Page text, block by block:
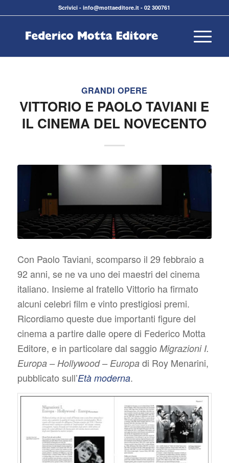
Scrivici -info@mottaeditore.it -02 300761
GRANDI OPERE
VITTORIO E PAOLO TAVIANI E
IL CINEMA DEL NOVECENTO
Con Paolo Taviani, scomparso il 29 febbraio a
92 anni, se ne va uno dei maestri del cinema
italiano. Insieme al fratello Vittorio ha firmato
alcuni celebri film e vinto prestigiosi premi.
Ricordiamo queste due importanti figure del
cinema a partire dalle opere di Federico Motta
Editore, e in particolare dal saggio Migrazioni I.
Europa – Hollywood – Europadi Roy Menarini,
pubblicato sull’Età moderna.